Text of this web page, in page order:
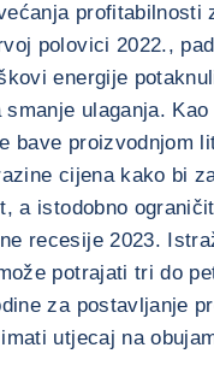
profitabilnosti
polovici 2022.,
energije
ulaganja.
bave proizvodnjom
cijena kako bi
a istodobno
recesije 2023.
potrajati tri do
za postavljanje
utjecaj na